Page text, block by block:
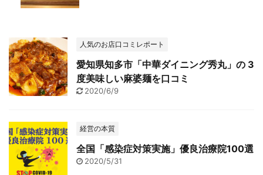
人気のお店口コミレポート
愛知県知多市「中華ダイニング秀丸」の 3
度美味しい麻婆麺を口コミ
2020/6/9
経営の本質
全国「感染症対策実施」優良治療院100選
2020/5/31